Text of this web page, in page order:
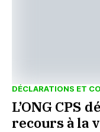
DÉCLARATIONS ET
L’ONG CPS
recours à la